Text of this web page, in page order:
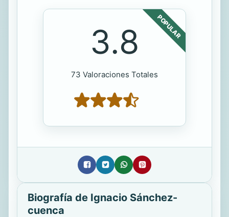
POPULAR
3.8
73 Valoraciones Totales
Biografía de Ignacio Sánchez-
cuenca